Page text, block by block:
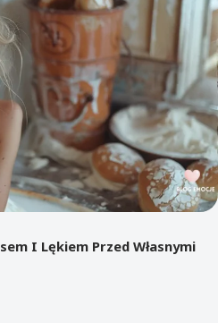
I Lękiem Przed Własnymi